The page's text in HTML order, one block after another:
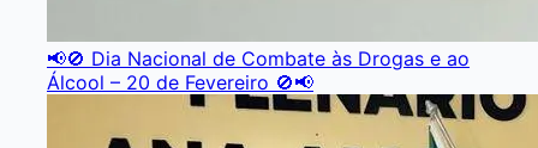
📢🚫 Dia Nacional de Combate às Drogas e ao
Álcool – 20 de Fevereiro 🚫📢